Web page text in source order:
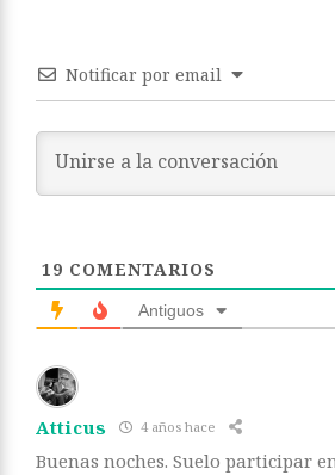
Notificar por email
19 COMENTARIOS
Antiguos
Atticus 4 años hace
Buenas noches. Suelo participar